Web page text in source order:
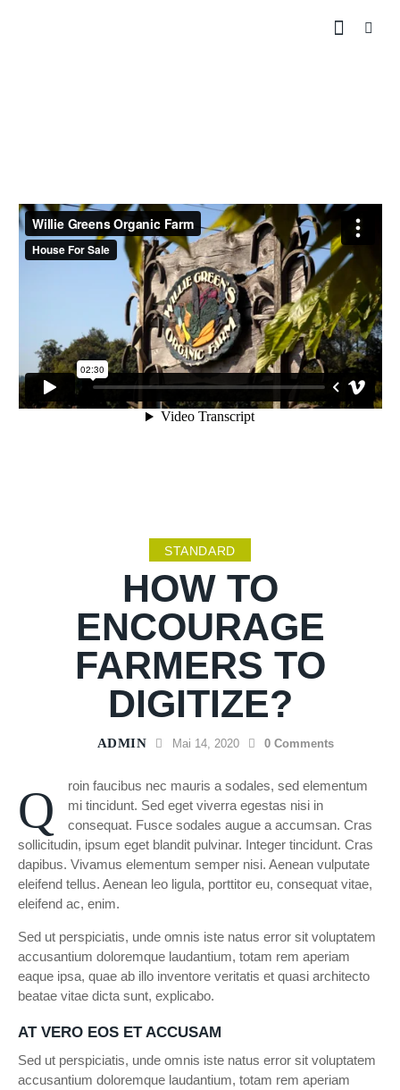
STANDARD
HOW TO
ENCOURAGE
FARMERS TO
DIGITIZE?
ADMIN Mai 14, 2020 0 Comments
Q
roin faucibus nec mauris a sodales, sed elementum
mi tincidunt. Sed eget viverra egestas nisi in
consequat. Fusce sodales augue a accumsan. Cras
sollicitudin, ipsum eget blandit pulvinar. Integer tincidunt. Cras
dapibus. Vivamus elementum semper nisi. Aenean vulputate
eleifend tellus. Aenean leo ligula, porttitor eu, consequat vitae,
eleifend ac, enim.
Sed ut perspiciatis, unde omnis iste natus error sit voluptatem
accusantium doloremque laudantium, totam rem aperiam
eaque ipsa, quae ab illo inventore veritatis et quasi architecto
beatae vitae dicta sunt, explicabo.
AT VERO EOS ET ACCUSAM
Sed ut perspiciatis, unde omnis iste natus error sit voluptatem
accusantium doloremque laudantium, totam rem aperiam